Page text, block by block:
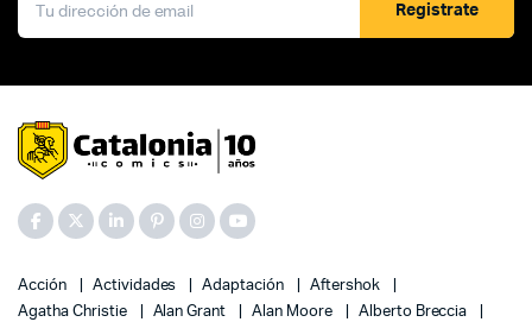
Registrate
Acción Actividades Adaptación
Aftershok
Agatha Christie
Alan Grant Alan Moore
Alberto Breccia